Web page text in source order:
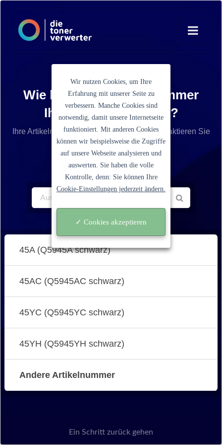
Wie lautet die Artikelnummer
Ihrer Tonerkartusche?
Ihre Artikelnummer ist nicht aufgelistet? Kontaktieren Sie
unseren Service.
45A (Q5945A schwarz)
45AC (Q5945AC schwarz)
45YC (Q5945YC schwarz)
45YH (Q5945YH schwarz)
Andere Artikelnummer
Ein Schritt zurück gehen
Wir nutzen Cookies, um Ihre
Erfahrung mit unserer Seite zu
verbessern. Manche Cookies sind
notwendig, damit unsere Internetseite
funktioniert. Mit anderen Cookies
können wir beispielsweise die Zugriffe
auf unsere Webseite analysieren und
auswerten. Sie haben die volle
Kontrolle, denn: Sie können Ihre
Cookie-Einstellungen jederzeit ändern.
✓ Cookies akzeptieren